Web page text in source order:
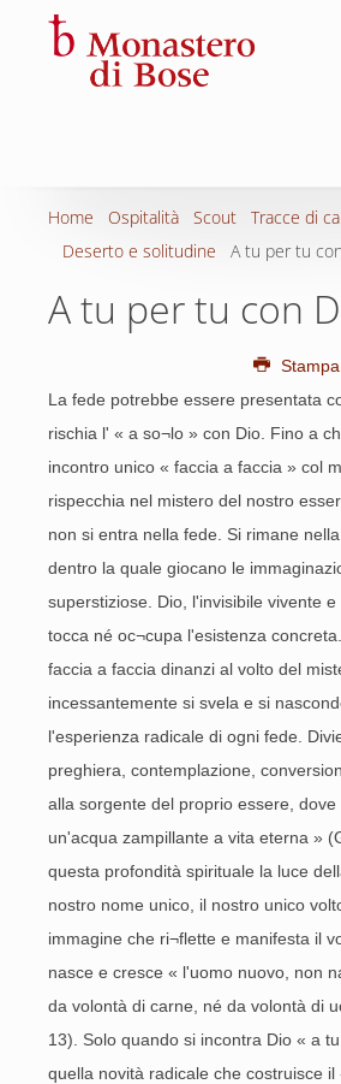
Home Ospitalità Scout
Tracce di
Deserto e solitudine
A tu per tu
A tu per tu con
Stampa
La fede potrebbe essere presentata
rischia l' « a so¬lo » con Dio. Fino a
incontro unico « faccia a faccia » col
rispecchia nel mistero del nostro
non si entra nella fede. Si rimane
dentro la quale giocano le
superstiziose. Dio, l'invisibile vivente
tocca né oc¬cupa l'esistenza
faccia a faccia dinanzi al volto del
incessantemente si svela e si
l'esperienza radicale di ogni fede.
preghiera, contemplazione,
alla sorgente del proprio essere,
un'acqua zampillante a vita eterna »
questa profondità spirituale la luce
nostro nome unico, il nostro unico
immagine che ri¬flette e manifesta il
nasce e cresce « l'uomo nuovo, non
da volontà di carne, né da volontà di
13). Solo quando si incontra Dio « a
quella novità radicale che costruisce